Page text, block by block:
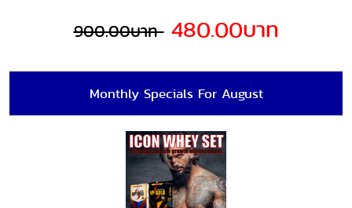
900.00บาท 480.00บาท
Monthly Specials For August